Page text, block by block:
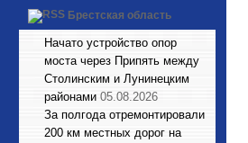
Брестская область
Начато устройство опор
моста через Припять между
Столинским и Лунинецким
районами 05.08.2026
За полгода отремонтировали
200 км местных дорог на